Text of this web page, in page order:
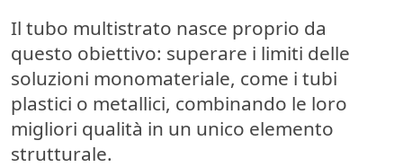
Il tubo multistrato nasce proprio da
questo obiettivo: superare i limiti delle
soluzioni monomateriale, come i tubi
plastici o metallici, combinando le loro
migliori qualità in un unico elemento
strutturale.